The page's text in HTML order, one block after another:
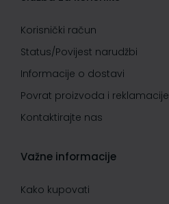
Korisnički račun
Status/Povijest narudžbi
Informacije o dostavi
Povrat proizvoda i reklamacije
Kontaktirajte nas
Važne informacije
Kako kupovati